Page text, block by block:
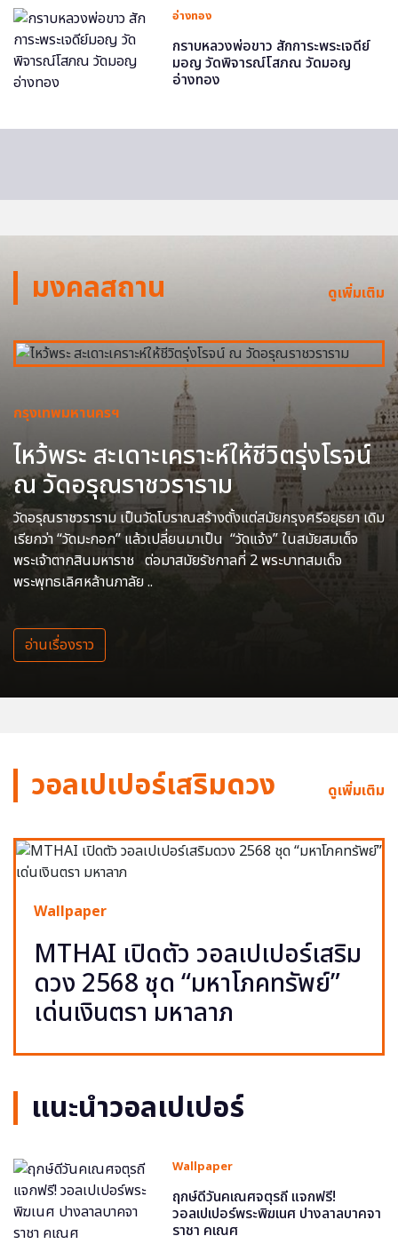
อ่างทอง
กราบหลวงพ่อขาว สักการะพระเจดีย์
มอญ วัดพิจารณ์โสภณ วัดมอญ
อ่างทอง
มงคลสถาน ดูเพิ่มเติม
กรุงเทพมหานครฯ
ไหว้พระ สะเดาะเคราะห์ให้ชีวิตรุ่งโรจน์
ณ วัดอรุณราชวราราม
วัดอรุณราชวราราม เป็นวัดโบราณสร้างตั้งแต่สมัยกรุงศรีอยุธยา เดิม
เรียกว่า “วัดมะกอก” แล้วเปลี่ยนมาเป็น “วัดแจ้ง” ในสมัยสมเด็จ
พระเจ้าตากสินมหาราช ต่อมาสมัยรัชกาลที่ 2 พระบาทสมเด็จ
พระพุทธเลิศหล้านภาลัย ..
อ่านเรื่องราว
วอลเปเปอร์เสริมดวง ดูเพิ่มเติม
Wallpaper
MTHAI เปิดตัว วอลเปเปอร์เสริม
ดวง 2568 ชุด “มหาโภคทรัพย์”
เด่นเงินตรา มหาลาภ
แนะนำวอลเปเปอร์
Wallpaper
ฤกษ์ดีวันคเณศจตุรถี แจกฟรี!
วอลเปเปอร์พระพิฆเนศ ปางลาลบาคจา
ราชา คเณศ